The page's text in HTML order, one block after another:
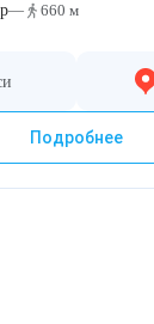
— 660 м
Подробнее
волос
волос